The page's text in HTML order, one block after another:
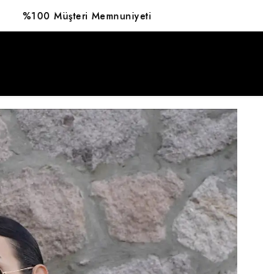
Hızlı Kargo Avantajı